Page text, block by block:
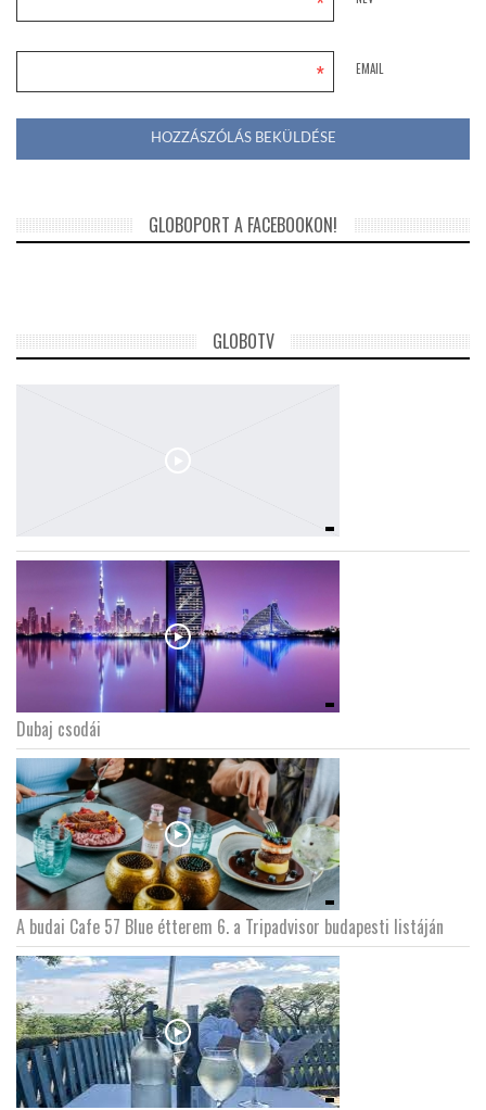
EMAIL
*
GLOBOPORT A FACEBOOKON!
GLOBOTV
Dubaj csodái
A budai Cafe 57 Blue étterem 6. a Tripadvisor budapesti listáján